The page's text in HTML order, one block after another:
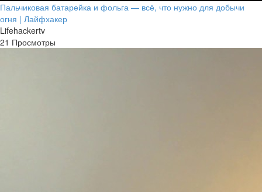
Пальчиковая батарейка и фольга — всё, что нужно для добычи
огня | Лайфхакер
Lifehackertv
21 Просмотры